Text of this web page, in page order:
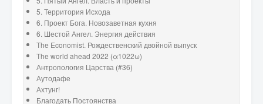
5. Территория Исхода
6. Проект Бога. Новозаветная кухня
6. Шестой Ангел. Энергия действия
The Economist. Рождественский двойной выпуск
The world ahead 2022 (α1022ω)
Антропология Царства (#36)
Аутодафе
Ахтунг!
Благодать Постоянства